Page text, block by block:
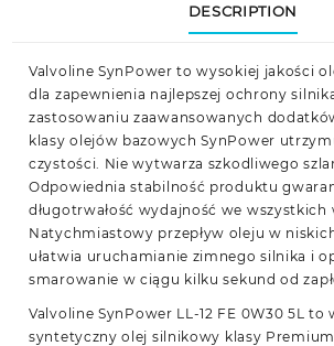
DESCRIPTION
Valvoline SynPower to wysokiej jakości
dla zapewnienia najlepszej ochrony
zastosowaniu zaawansowanych
klasy olejów bazowych SynPower
czystości. Nie wytwarza szkodliwego
Odpowiednia stabilność produktu
długotrwałość wydajność we wszystkich
Natychmiastowy przepływ oleju w
ułatwia uruchamianie zimnego silnika i
smarowanie w ciągu kilku sekund od
Valvoline SynPower LL-12 FE 0W30 5L to
syntetyczny olej silnikowy klasy